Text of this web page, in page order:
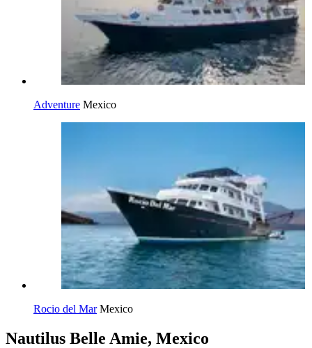
Adventure Mexico
Rocio del Mar Mexico
Nautilus Belle Amie, Mexico